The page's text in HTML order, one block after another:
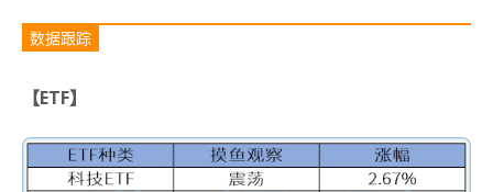
数据跟踪
【ETF】